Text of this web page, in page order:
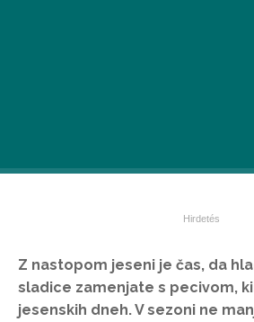
Z nastopom jeseni je čas, da
sladice zamenjate s pecivom,
jesenskih dneh. V sezoni ne